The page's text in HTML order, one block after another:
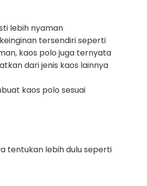
lebih nyaman
tersendiri seperti
kaos polo juga ternyata
dari jenis kaos lainnya
kaos polo sesuai
tentukan lebih dulu seperti